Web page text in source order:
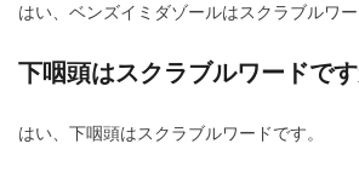
はい、ベンズイミダゾールはスクラブルワー
下咽頭はスクラブルワードです
はい、下咽頭はスクラブルワードです。